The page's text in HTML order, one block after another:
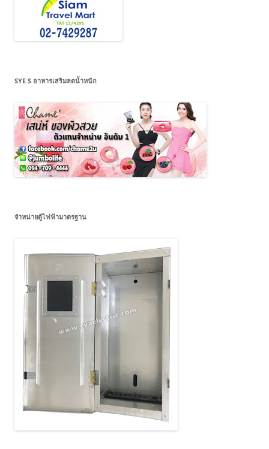
SYE S อาหารเสริมลดน้ำหนัก
จำหน่ายตู้ไฟฟ้ามาตรฐาน